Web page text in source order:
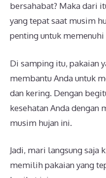
bersahabat? Maka dari
yang tepat saat musim
penting untuk
Di samping itu, pakaian
membantu Anda untuk
dan kering. Dengan
kesehatan Anda dengan
musim hujan ini.
Jadi, mari langsung saja
memilih pakaian yang